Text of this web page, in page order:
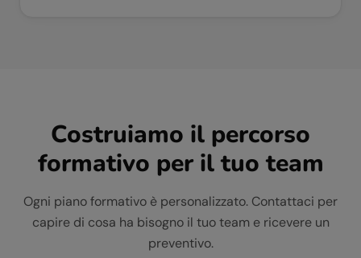
Costruiamo il percorso
formativo per il tuo team
Ogni piano formativo è personalizzato. Contattaci per
capire di cosa ha bisogno il tuo team e ricevere un
preventivo.